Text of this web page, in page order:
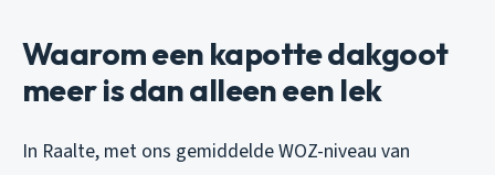
Waarom een kapotte dakgoot
meer is dan alleen een lek
In Raalte, met ons gemiddelde WOZ-niveau van